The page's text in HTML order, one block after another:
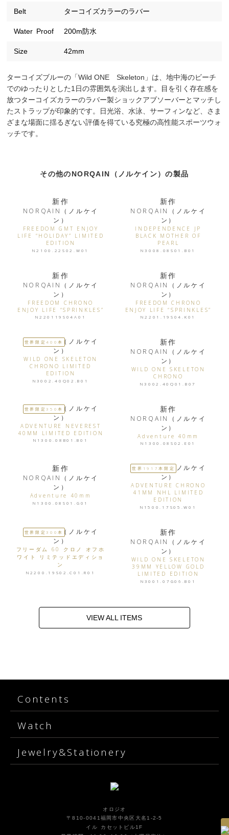
Belt ターコイズカラーのラバー
Water Proof 200m防水
Size 42mm
ターコイズブルーの「Wild ONE Skeleton」は、地中海のビーチ
でのゆったりとした1日の雰囲気を演出します。目を引く存在感を
放つターコイズカラーのラバー製ショックアブソーバーとマッチし
たストラップが印象的です。日光浴、水泳、サーフィンなど、さま
ざまな場面に揺るぎない評価を得ている究極の高性能スポーツウォ
ッチです。
その他のNORQAIN（ノルケイン）の製品
新作
NORQAIN（ノルケイ
ン）
FREEDOM GMT ENJOY
LIFE “HOLIDAY” LIMITED
EDITION
N2100.22S02.W01
新作
NORQAIN（ノルケイ
ン）
INDEPENDENCE JP
BLACK MOTHER OF
PEARL
N3008.08S01.B01
新作
NORQAIN（ノルケイ
ン）
FREEDOM CHRONO
ENJOY LIFE “SPRINKLES”
N220119S04A01
新作
NORQAIN（ノルケイ
ン）
FREEDOM CHRONO
ENJOY LIFE “SPRINKLES”
N2201.19S04.K01
世界限定400本
NORQAIN（ノルケイ
ン）
WILD ONE SKELETON
CHRONO LIMITED
EDITION
N3002.40Q02.B01
新作
NORQAIN（ノルケイ
ン）
WILD ONE SKELETON
CHRONO
N3002.40Q01.B07
世界限定350本
NORQAIN（ノルケイ
ン）
ADVENTURE NEVEREST
40MM LIMITED EDITION
N1300.08B01.B01
新作
NORQAIN（ノルケイ
ン）
Adventure 40mm
N1300.08S02.E01
新作
NORQAIN（ノルケイ
ン）
Adventure 40mm
N1300.08S01.G01
世界1917本限定
NORQAIN（ノルケイ
ン）
ADVENTURE CHRONO
41MM NHL LIMITED
EDITION
N1500.17S05.W01
世界限定300本
NORQAIN（ノルケイ
ン）
フリーダム 60 クロノ オフホ
ワイト リミテッドエディショ
ン
N2200.19S02.C01.R01
新作
NORQAIN（ノルケイ
ン）
WILD ONE SKELETON
39MM YELLOW GOLD
LIMITED EDITION
N3001.07G06.B01
VIEW ALL ITEMS
Contents
Watch
Jewelry&Stationery
オロジオ
〒810-0041福岡市中央区大名1-2-5
イル カセットビル1F